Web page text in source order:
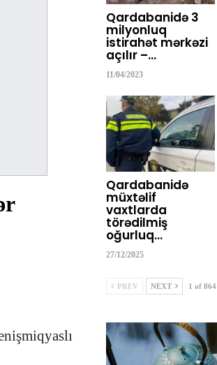
Qardabanidə 3
milyonluq
istirahət mərkəzi
açılır –…
11/04/2023
Qardabanidə
müxtəlif
vaxtlarda
törədilmiş
oğurluq…
27/12/2025
PREV NEXT 1 of 864